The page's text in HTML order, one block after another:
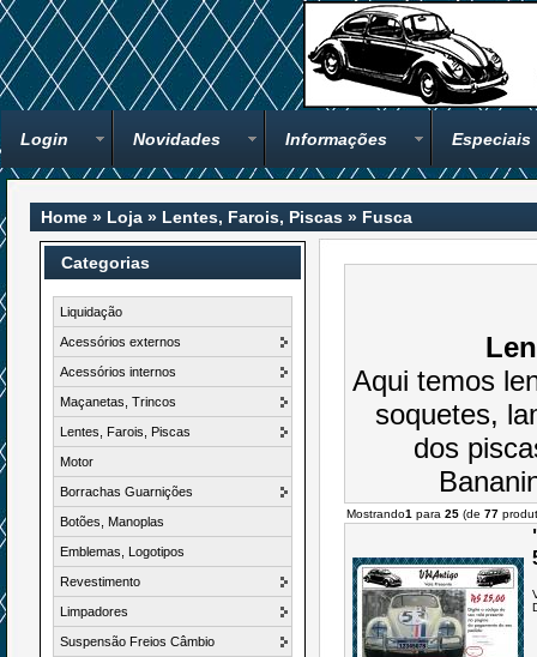
Login Novidades Informações Especiais
Home » Loja » Lentes, Farois, Piscas » Fusca
Categorias
Liquidação
Acessórios externos
Acessórios internos
Maçanetas, Trincos
Lentes, Farois, Piscas
Motor
Borrachas Guarnições
Botões, Manoplas
Emblemas, Logotipos
Revestimento
Limpadores
Suspensão Freios Câmbio
Aqui temos
soquetes,
dos
Mostrando1 para 25 (de 77